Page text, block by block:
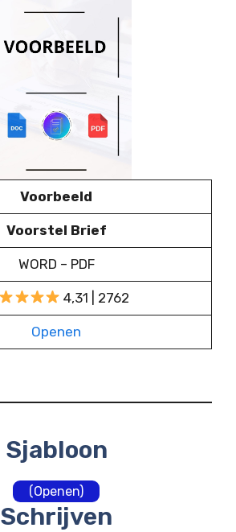
Voorbeeld
Voorstel Brief
WORD – PDF
4,31 | 2762
Openen
Sjabloon
(Openen)
Schrijven